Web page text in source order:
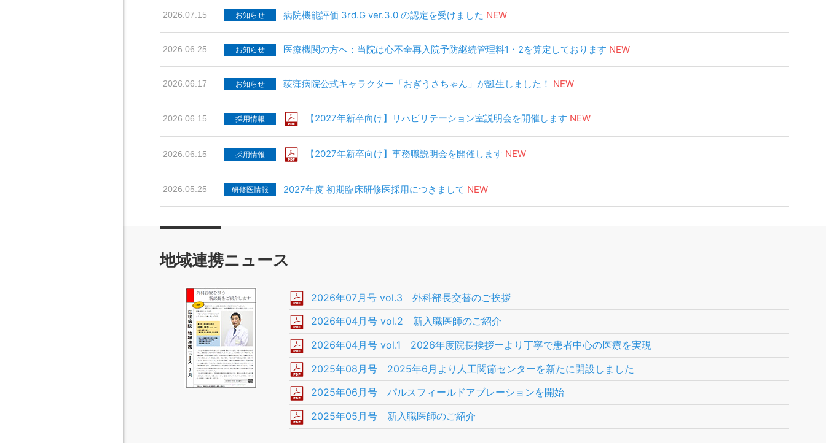
病院機能評価 3rd.G ver.3.0 の認定を受けました NEW
2026.07.15 お知らせ
医療機関の方へ：当院は心不全再入院予防継続管理料1・2を算定しております NEW
2026.06.25 お知らせ
荻窪病院公式キャラクター「おぎうさちゃん」が誕生しました！ NEW
2026.06.17 お知らせ
【2027年新卒向け】リハビリテーション室説明会を開催します NEW
2026.06.15 採用情報
【2027年新卒向け】事務職説明会を開催します NEW
2026.06.15 採用情報
2027年度 初期臨床研修医採用につきまして NEW
2026.05.25 研修医情報
地域連携ニュース
2026年07月号 vol.3 外科部長交替のご挨拶
2026年04月号 vol.2 新入職医師のご紹介
2026年04月号 vol.1 2026年度院長挨拶ーより丁寧で患者中心の医療を実現
2025年08月号 2025年6月より人工関節センターを新たに開設しました
2025年06月号 パルスフィールドアブレーションを開始
2025年05月号 新入職医師のご紹介